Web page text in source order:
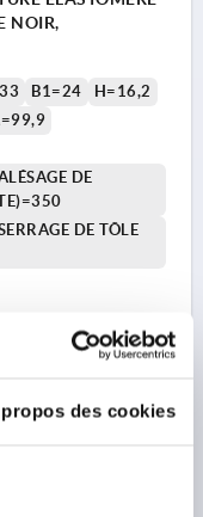
des cookies
NOIR,
B1=24
H=16,2
DE
DE TÔLE
DÉTAILS